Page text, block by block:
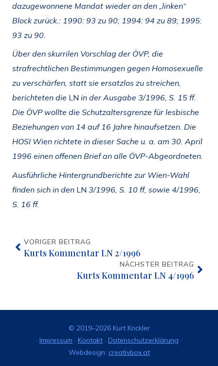
dazugewonnene Mandat wieder an den „linken“
Block zurück.: 1990: 93 zu 90; 1994: 94 zu 89; 1995:
93 zu 90.
Über den skurrilen Vorschlag der ÖVP, die
strafrechtlichen Bestimmungen gegen Homosexuelle
zu verschärfen, statt sie ersatzlos zu streichen,
berichteten die LN in der Ausgabe 3/1996, S. 15 ff.
Die ÖVP wollte die Schutzaltersgrenze für lesbische
Beziehungen von 14 auf 16 Jahre hinaufsetzen. Die
HOSI Wien richtete in dieser Sache u. a. am 30. April
1996 einen offenen Brief an alle ÖVP-Abgeordneten.
Ausführliche Hintergrundberichte zur Wien-Wahl
finden sich in den LN 3/1996, S. 10 ff, sowie 4/1996,
S. 16 ff.
VORIGER BEITRAG
Kurts Kommentar LN 2/1996
NÄCHSTER BEITRAG
Kurts Kommentar LN 4/1996
© 2019–2026 Kurt Krickler
· Impressum · Kontakt · Datenschutzerklärung ·
Webdesign: creativbox.at